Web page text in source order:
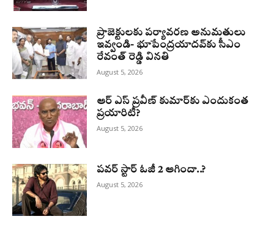
ప్రాజెక్టులకు పర్యావరణ అనుమతులు
ఇవ్వండి- భూపేంద్రయాదవ్‌కు సీఎం
రేవంత్‌ రెడ్డి వినతి
August 5, 2026
ఆర్ ఎస్ ప్రవీణ్ కుమార్‌కు ఎందుకంత
ప్రయారిటీ?
August 5, 2026
పవర్ స్టార్ ఓజీ 2 ఆగిందా..?
August 5, 2026